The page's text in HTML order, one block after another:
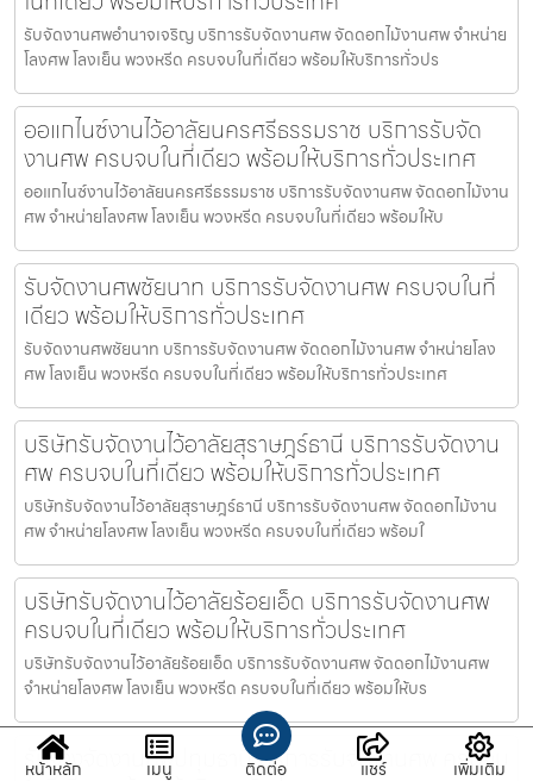
รับจัดงานศพอำนาจเจริญ บริการรับจัดงานศพ จัดดอกไม้งานศพ จำหน่าย
โลงศพ โลงเย็น พวงหรีด ครบจบในที่เดียว พร้อมให้บริการทั่วปร
ออแกไนซ์งานไว้อาลัยนครศรีธรรมราช บริการรับจัด
งานศพ ครบจบในที่เดียว พร้อมให้บริการทั่วประเทศ
ออแกไนซ์งานไว้อาลัยนครศรีธรรมราช บริการรับจัดงานศพ จัดดอกไม้งาน
ศพ จำหน่ายโลงศพ โลงเย็น พวงหรีด ครบจบในที่เดียว พร้อมให้บ
รับจัดงานศพชัยนาท บริการรับจัดงานศพ ครบจบในที่
เดียว พร้อมให้บริการทั่วประเทศ
รับจัดงานศพชัยนาท บริการรับจัดงานศพ จัดดอกไม้งานศพ จำหน่ายโลง
ศพ โลงเย็น พวงหรีด ครบจบในที่เดียว พร้อมให้บริการทั่วประเทศ
บริษัทรับจัดงานไว้อาลัยสุราษฎร์ธานี บริการรับจัดงาน
ศพ ครบจบในที่เดียว พร้อมให้บริการทั่วประเทศ
บริษัทรับจัดงานไว้อาลัยสุราษฎร์ธานี บริการรับจัดงานศพ จัดดอกไม้งาน
ศพ จำหน่ายโลงศพ โลงเย็น พวงหรีด ครบจบในที่เดียว พร้อมใ
บริษัทรับจัดงานไว้อาลัยร้อยเอ็ด บริการรับจัดงานศพ
ครบจบในที่เดียว พร้อมให้บริการทั่วประเทศ
บริษัทรับจัดงานไว้อาลัยร้อยเอ็ด บริการรับจัดงานศพ จัดดอกไม้งานศพ
จำหน่ายโลงศพ โลงเย็น พวงหรีด ครบจบในที่เดียว พร้อมให้บร
รับจ้างจัดงานศพปทุมธานี บริการรับจัดงานศพ ครบจบ
หน้าหลัก เมนู ติดต่อ แชร์ เพิ่มเติม